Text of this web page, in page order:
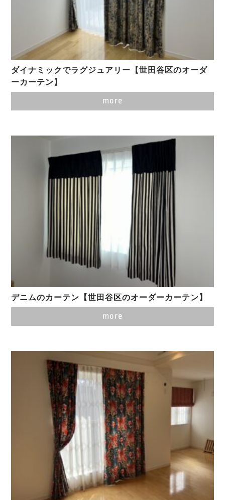
ダイナミックでラグジュアリー【世田谷区のオーダ
ーカーテン】
more
デニムのカーテン【世田谷区のオーダーカーテン】
more